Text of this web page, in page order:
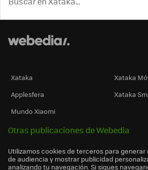
Xataka
Xataka
Applesfera
Xataka
Mundo Xiaomi
Otras publicaciones de Webedia
Utilizamos cookies de terceros para
de audiencia y mostrar publicidad
analizando tu navegación. Si sigues